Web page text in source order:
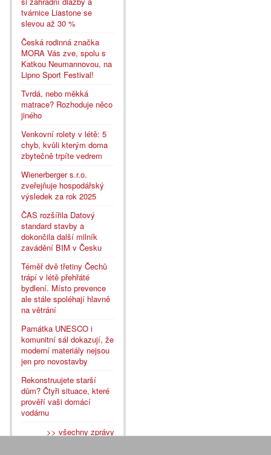
tvárnice Liastone se
slevou až 30 %
Česká rodinná značka
MORA Vás zve, spolu s
Katkou Neumannovou, na
Lipno Sport Festival!
Tvrdá, nebo měkká
matrace? Rozhoduje něco
jiného
Venkovní rolety v létě: 5
chyb, kvůli kterým doma
zbytečně trpíte vedrem
Wienerberger s.r.o.
zveřejňuje hospodářský
výsledek za rok 2025
ČAS rozšířila Datový
standard stavby a
dokončila další milník
zavádění BIM v Česku
Téměř dvě třetiny Čechů
trápí v létě přehřáté
bydlení. Místo prevence
ale stále spoléhají hlavně
na větrání
Památka UNESCO i
komunitní sál dokazují, že
moderní materiály nejsou
jen pro novostavby
Rekonstruujete starší
dům? Čtyři situace, které
prověří vaši domácí
vodárnu
>> všechny zprávy